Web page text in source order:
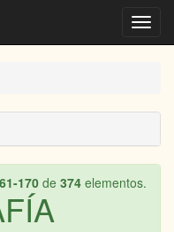
170de 374 elementos.